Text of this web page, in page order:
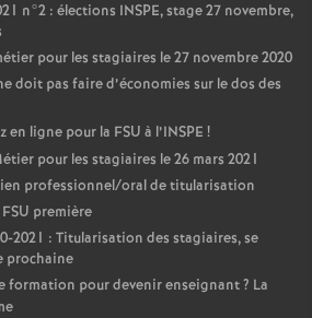
n°2 : élections INSPE, stage 27 novembre,
pour les stagiaires le 27 novembre 2020
doit pas faire d’économies sur le dos des
en ligne pour la FSU à l’INSPE !
pour les stagiaires le 26 mars 2021
professionnel/oral de titularisation
FSU première
2021 : Titularisation des stagiaires, se
prochaine
formation pour devenir enseignant? La